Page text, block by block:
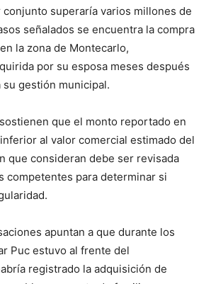
superaría varios millones de
señalados se encuentra la compra
la zona de Montecarlo,
por su esposa meses después
gestión municipal.
que el monto reportado en
al valor comercial estimado del
que consideran debe ser revisada
competentes para determinar si
apuntan a que durante los
Puc estuvo al frente del
registrado la adquisición de